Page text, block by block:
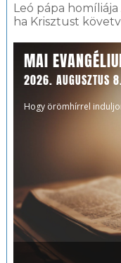
Leó pápa
ha Krisztust
MAI
2026. AUGUSZTUS
Hogy örömhírrel